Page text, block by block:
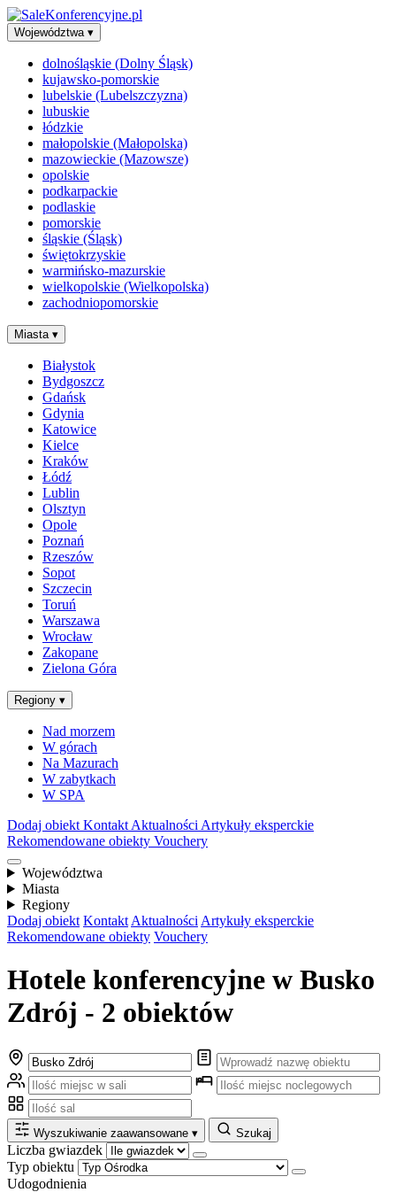
Województwa ▾
dolnośląskie (Dolny Śląsk)
kujawsko-pomorskie
lubelskie (Lubelszczyzna)
lubuskie
łódzkie
małopolskie (Małopolska)
mazowieckie (Mazowsze)
opolskie
podkarpackie
podlaskie
pomorskie
śląskie (Śląsk)
świętokrzyskie
warmińsko-mazurskie
wielkopolskie (Wielkopolska)
zachodniopomorskie
Miasta ▾
Białystok
Bydgoszcz
Gdańsk
Gdynia
Katowice
Kielce
Kraków
Łódź
Lublin
Olsztyn
Opole
Poznań
Rzeszów
Sopot
Szczecin
Toruń
Warszawa
Wrocław
Zakopane
Zielona Góra
Regiony ▾
Nad morzem
W górach
Na Mazurach
W zabytkach
W SPA
Dodaj obiekt Kontakt Aktualności Artykuły eksperckie
Rekomendowane obiekty Vouchery
Województwa
Miasta
Regiony
Dodaj obiekt Kontakt Aktualności Artykuły eksperckie
Rekomendowane obiekty Vouchery
Hotele konferencyjne w Busko
Zdrój - 2 obiektów
Wyszukiwanie zaawansowane ▾ Szukaj
Liczba gwiazdek
Typ obiektu
Udogodnienia